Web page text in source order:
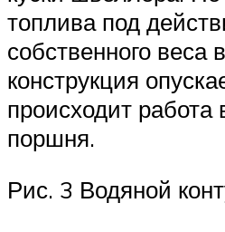
топлива под
собственного веса
конструкция
происходит работа
поршня.
Рис. 3 Водяной